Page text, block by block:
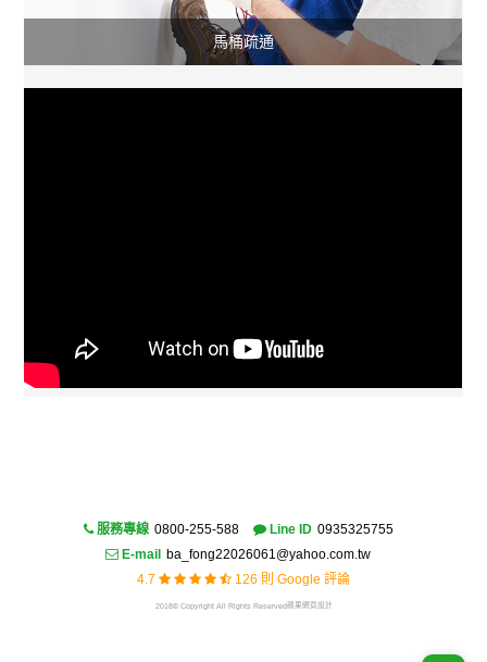
抽水肥
服務專線 0800-255-588 Line ID 0935325755
E-mail ba_fong22026061@yahoo.com.tw
4.7
126 則 Google 評論
2018© Copyright All Rights Reserved蘋果網頁設計